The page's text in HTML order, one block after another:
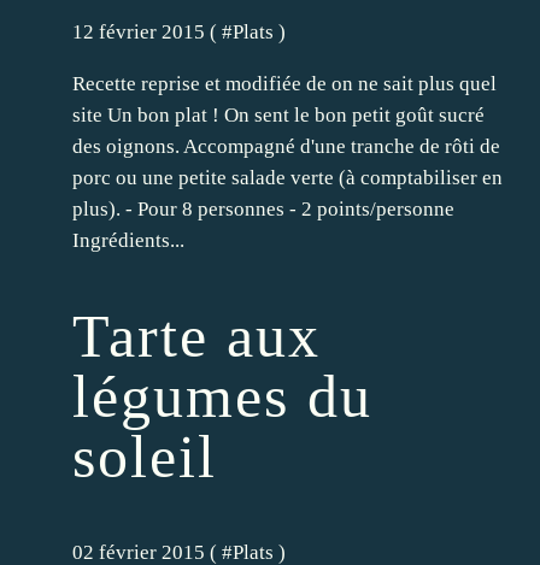
12 février 2015 ( #Plats )
Recette reprise et modifiée de on ne sait plus quel
site Un bon plat ! On sent le bon petit goût sucré
des oignons. Accompagné d'une tranche de rôti de
porc ou une petite salade verte (à comptabiliser en
plus). - Pour 8 personnes - 2 points/personne
Ingrédients...
Tarte aux
légumes du
soleil
02 février 2015 ( #Plats )